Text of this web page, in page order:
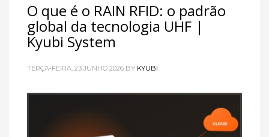
O que é o RAIN RFID: o padrão
global da tecnologia UHF |
Kyubi System
TERÇA-FEIRA, 23 JUNHO 2026 BY KYUBI